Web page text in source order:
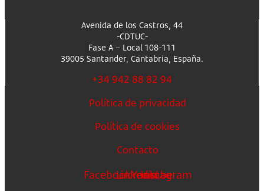
Avenida de los Castros, 44
-CDTUC-
Fase A – Local 108-111
39005 Santander, Cantabria, España.
+34 942 88 82 94
Política de privacidad
Política de cookies
Contacto
FacebookLinkedin
Youtube
Instagram